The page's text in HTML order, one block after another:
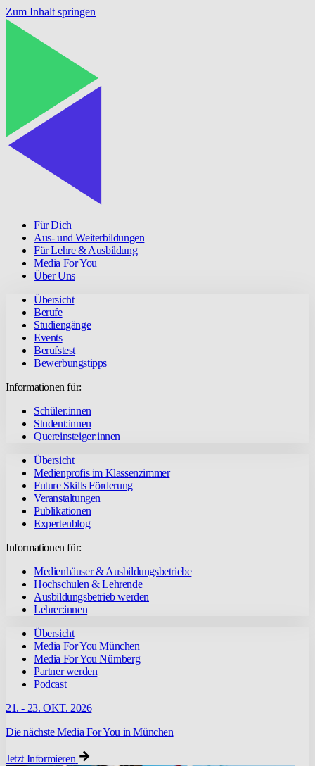
Zum Inhalt springen
Für Dich
Aus- und Weiterbildungen
Für Lehre & Ausbildung
Media For You
Über Uns
Übersicht
Berufe
Studiengänge
Events
Berufstest
Bewerbungstipps
Informationen für:
Schüler:innen
Student:innen
Quereinsteiger:innen
Übersicht
Medienprofis im Klassenzimmer
Future Skills Förderung
Veranstaltungen
Publikationen
Expertenblog
Informationen für:
Medienhäuser & Ausbildungsbetriebe
Hochschulen & Lehrende
Ausbildungsbetrieb werden
Lehrer:innen
Übersicht
Media For You München
Media For You Nürnberg
Partner werden
Podcast
21. - 23. OKT. 2026
Die nächste Media For You in München
Jetzt Informieren